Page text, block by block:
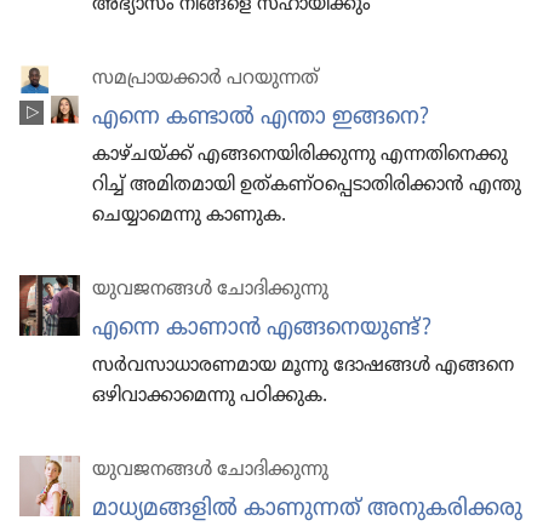
സമപ്രായക്കാർ പറയുന്നത്
എന്നെ കണ്ടാൽ എന്താ ഇങ്ങനെ?
കാഴ്‌ച​യ്‌ക്ക്‌ എങ്ങനെ​യി​രി​ക്കു​ന്നു എന്നതി​നെ​ക്കു​
റിച്ച്‌ അമിത​മാ​യി ഉത്‌ക​ണ്‌ഠ​പ്പെ​ടാ​തി​രി​ക്കാൻ എന്തു
ചെയ്യാ​മെന്നു കാണുക.
യുവജ​ന​ങ്ങൾ ചോദി​ക്കു​ന്നു
എന്നെ കാണാൻ എങ്ങനെ​യുണ്ട്‌?
സർവസാ​ധാ​ര​ണ​മാ​യ മൂന്നു ദോഷങ്ങൾ എങ്ങനെ
ഒഴിവാ​ക്കാ​മെ​ന്നു പഠിക്കുക.
യുവജ​ന​ങ്ങൾ ചോദി​ക്കു​ന്നു
മാധ്യ​മ​ങ്ങ​ളിൽ കാണു​ന്നത്‌ അനുക​രി​ക്ക​രു​